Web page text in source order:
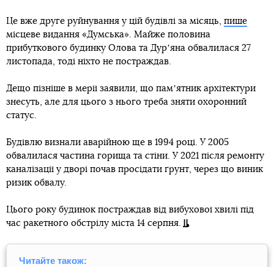
Це вже друге руйнування у цій будівлі за місяць, пише
місцеве видання «Думська». Майже половина
прибуткового будинку Олова та Дурʼяна обвалилася 27
листопада, тоді ніхто не постраждав.
Дещо пізніше в мерії заявили, що памʼятник архітектури
знесуть, але для цього з нього треба зняти охоронний
статус.
Будівлю визнали аварійною ще в 1994 році. У 2005
обвалилася частина горища та стіни. У 2021 після ремонту
каналізації у дворі почав просідати ґрунт, через що виник
ризик обвалу.
Цього року будинок постраждав від вибухової хвилі під
час ракетного обстрілу міста 14 серпня.
Читайте також: